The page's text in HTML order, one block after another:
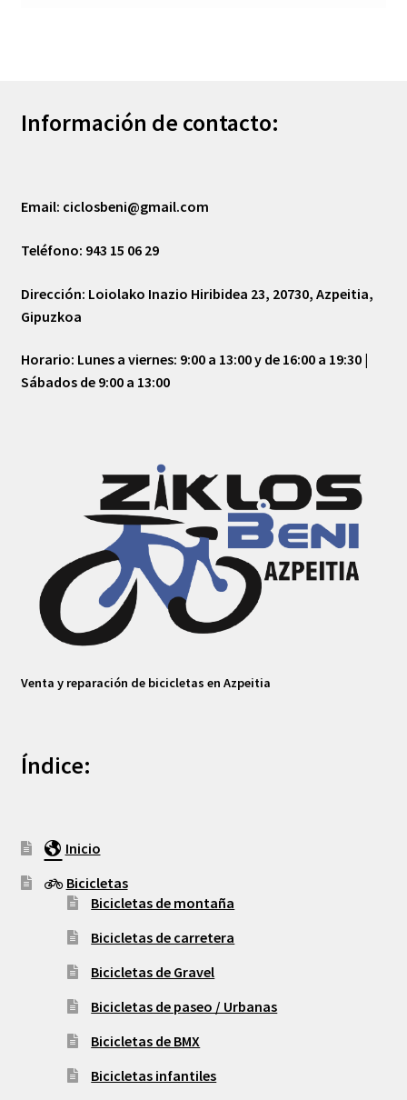
Información de contacto:
Email: ciclosbeni@gmail.com
Teléfono: 943 15 06 29
Dirección: Loiolako Inazio Hiribidea 23, 20730, Azpeitia,
Gipuzkoa
Horario: Lunes a viernes: 9:00 a 13:00 y de 16:00 a 19:30 |
Sábados de 9:00 a 13:00
Venta y reparación de bicicletas en Azpeitia
Índice:
Inicio
Bicicletas
Bicicletas de montaña
Bicicletas de carretera
Bicicletas de Gravel
Bicicletas de paseo / Urbanas
Bicicletas de BMX
Bicicletas infantiles